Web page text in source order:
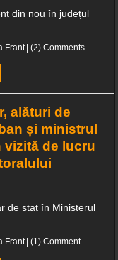
din nou în județul
Frant (2) Comments
alături de
și ministrul
vizită de lucru
de stat în Ministerul
Frant (1) Comment